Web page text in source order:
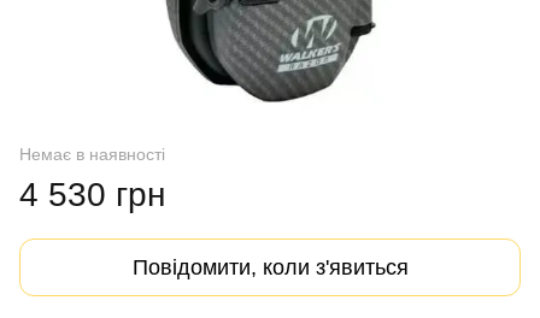
Немає в наявності
4 530 грн
Повідомити, коли з'явиться